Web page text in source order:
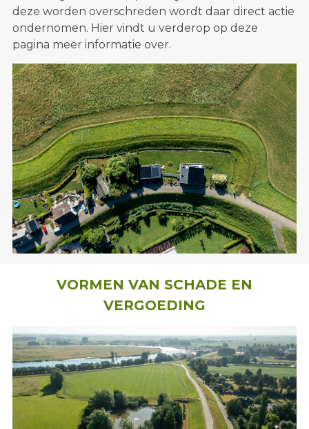
deze worden overschreden wordt daar direct actie
ondernomen. Hier vindt u verderop op deze
pagina meer informatie over.
VORMEN VAN SCHADE EN
VERGOEDING